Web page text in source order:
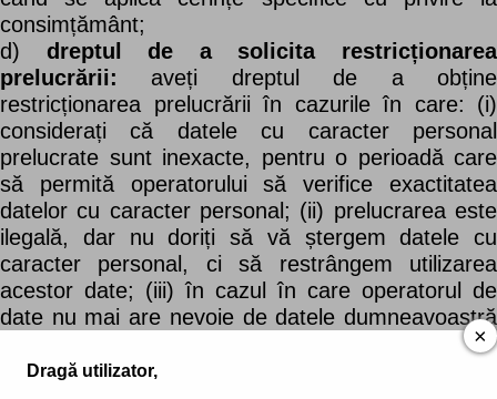
consimțământ;
d) dreptul de a solicita restricționarea
prelucrării: aveți dreptul de a obține
restricționarea prelucrării în cazurile în care: (i)
considerați că datele cu caracter personal
prelucrate sunt inexacte, pentru o perioadă care
să permită operatorului să verifice exactitatea
datelor cu caracter personal; (ii) prelucrarea este
ilegală, dar nu doriți să vă ștergem datele cu
caracter personal, ci să restrângem utilizarea
acestor date; (iii) în cazul în care operatorul de
date nu mai are nevoie de datele dumneavoastră
cu caracter personal în scopurile menționate mai
sus, însădumneavoastră aveți nevoie de date
×
Dragă utilizator,